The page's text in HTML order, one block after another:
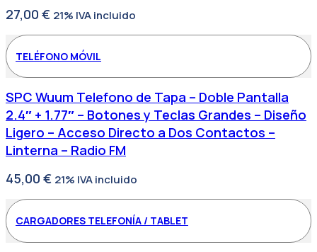
27,00 € 21% IVA incluido
TELÉFONO MÓVIL
SPC Wuum Telefono de Tapa – Doble Pantalla
2.4″ + 1.77″ – Botones y Teclas Grandes – Diseño
Ligero – Acceso Directo a Dos Contactos –
Linterna – Radio FM
45,00 € 21% IVA incluido
CARGADORES TELEFONÍA / TABLET